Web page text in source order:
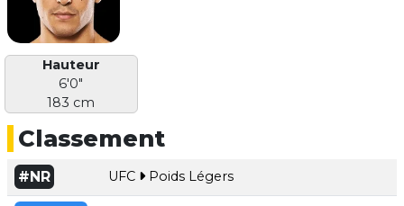
Hauteur
6'0"
183 cm
Classement
#NR UFC Poids Légers